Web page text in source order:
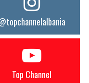
Top Channel